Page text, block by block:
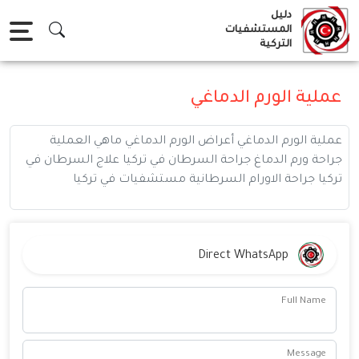
Skip
content
دليل
المستشفيات
التركية
عملية الورم الدماغي
عملية الورم الدماغي أعراض الورم الدماغي ماهي العملية
جراحة ورم الدماغ جراحة السرطان في تركيا علاج السرطان في
تركيا جراحة الاورام السرطانية مستشفيات في تركيا
Full Name
Message